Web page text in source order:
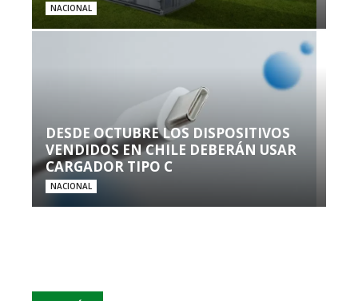
NACIONAL
DESDE OCTUBRE LOS DISPOSITIVOS
VENDIDOS EN CHILE DEBERÁN USAR
CARGADOR TIPO C
NACIONAL